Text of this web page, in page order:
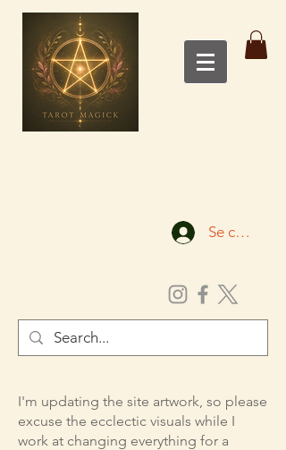
Se connecter
I'm updating the site artwork, so please
excuse the ecclectic visuals while I
work at changing everything for a